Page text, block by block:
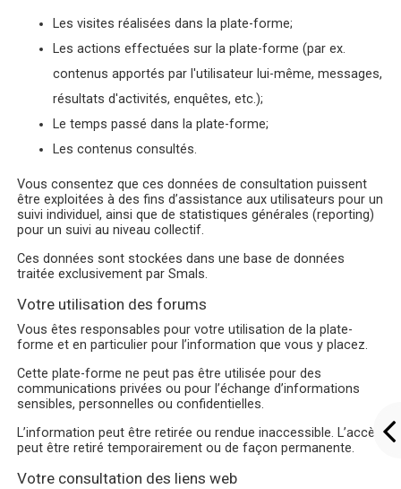
Les visites réalisées dans la plate-forme;
Les actions effectuées sur la plate-forme (par ex.
contenus apportés par l'utilisateur lui-même, messages,
résultats d'activités, enquêtes, etc.);
Le temps passé dans la plate-forme;
Les contenus consultés.
Vous consentez que ces données de consultation puissent
être exploitées à des fins d’assistance aux utilisateurs pour un
suivi individuel, ainsi que de statistiques générales (reporting)
pour un suivi au niveau collectif.
Ces données sont stockées dans une base de données
traitée exclusivement par Smals.
Votre utilisation des forums
Vous êtes responsables pour votre utilisation de la plate-
forme et en particulier pour l’information que vous y placez.
Cette plate-forme ne peut pas être utilisée pour des
communications privées ou pour l’échange d’informations
sensibles, personnelles ou confidentielles.
L’information peut être retirée ou rendue inaccessible. L’accès
peut être retiré temporairement ou de façon permanente.
Votre consultation des liens web